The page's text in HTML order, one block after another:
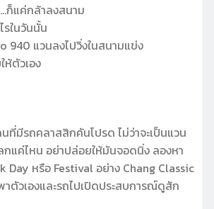
ก็แค่กล้าลงสนาม
รในวันนั้น
940 แวนลงไปวิ่งในสนามแข่ง
ห้ตัวเอง
ที่มีรถคลาสสิกคันโปรด ไม่ว่าจะเป็นแวน
แค่ไหน อย่าปล่อยให้มันจอดนิ่ง ลองหา
Day หรือ Festival อย่าง Chang Classic
ตัวเองและรถไปเปิดประสบการณ์ดูสัก